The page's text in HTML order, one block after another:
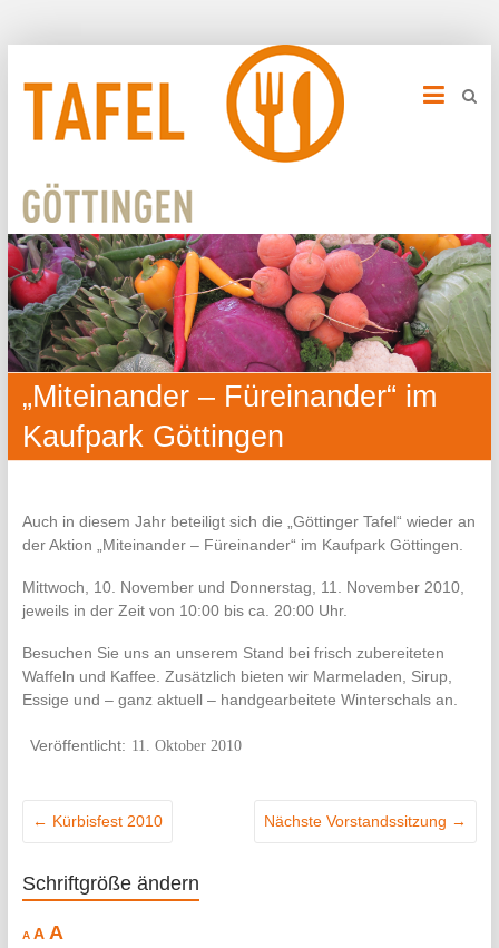
„Miteinander – Füreinander“ im
Kaufpark Göttingen
Auch in diesem Jahr beteiligt sich die „Göttinger Tafel“ wieder an
der Aktion „Miteinander – Füreinander“ im Kaufpark Göttingen.
Mittwoch, 10. November und Donnerstag, 11. November 2010,
jeweils in der Zeit von 10:00 bis ca. 20:00 Uhr.
Besuchen Sie uns an unserem Stand bei frisch zubereiteten
Waffeln und Kaffee. Zusätzlich bieten wir Marmeladen, Sirup,
Essige und – ganz aktuell – handgearbeitete Winterschals an.
11. Oktober 2010
← Kürbisfest 2010 Nächste Vorstandssitzung →
Schriftgröße ändern
A
Decrease
font
A Reset
AIncrease